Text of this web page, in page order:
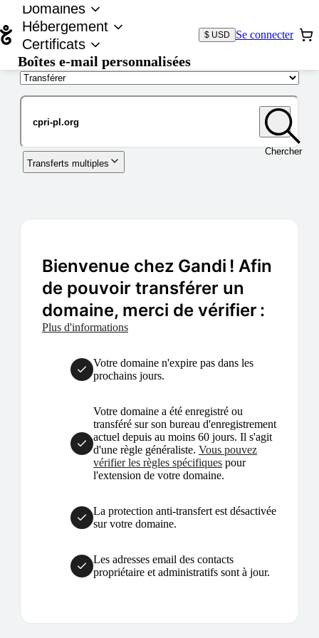
Domaines
Hébergement
Certificats
Boîtes e-mail personnalisées
$ USD Se connecter
Chercher
Transferts multiples
Bienvenue chez Gandi ! Afin
de pouvoir transférer un
domaine, merci de vérifier :
Plus d'informations
Votre domaine n'expire pas dans les
prochains jours.
Votre domaine a été enregistré ou
transféré sur son bureau d'enregistrement
actuel depuis au moins 60 jours. Il s'agit
d'une règle généraliste. Vous pouvez
vérifier les règles spécifiques pour
l'extension de votre domaine.
La protection anti-transfert est désactivée
sur votre domaine.
Les adresses email des contacts
propriétaire et administratifs sont à jour.